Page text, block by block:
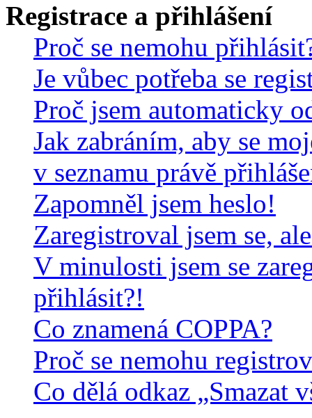
Registrace a přihlášení
Proč se nemohu
Je vůbec potřeba se
Proč jsem automaticky
Jak zabráním, aby se
v seznamu právě
Zapomněl jsem heslo!
Zaregistroval jsem se,
V minulosti jsem se
přihlásit?!
Co znamená COPPA?
Proč se nemohu
Co dělá odkaz „Smazat